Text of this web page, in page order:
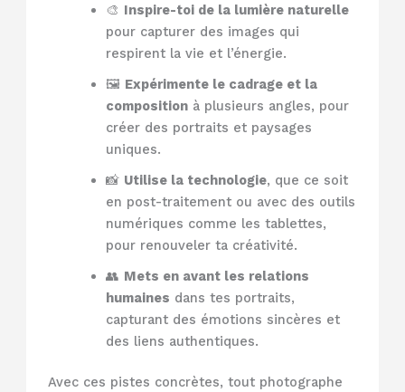
🎨 Inspire-toi de la lumière naturelle
pour capturer des images qui
respirent la vie et l’énergie.
🖼️ Expérimente le cadrage et la
compositionà plusieurs angles, pour
créer des portraits et paysages
uniques.
📸 Utilise la technologie, que ce soit
en post-traitement ou avec des outils
numériques comme les tablettes,
pour renouveler ta créativité.
👥 Mets en avant les relations
humaines dans tes portraits,
capturant des émotions sincères et
des liens authentiques.
Avec ces pistes concrètes, tout photographe